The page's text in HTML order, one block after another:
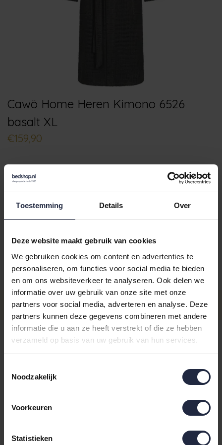
Toestemming Details Over
Deze website maakt gebruik van cookies
We gebruiken cookies om content en advertenties te
personaliseren, om functies voor social media te bieden
en om ons websiteverkeer te analyseren. Ook delen we
informatie over uw gebruik van onze site met onze
partners voor social media, adverteren en analyse. Deze
partners kunnen deze gegevens combineren met andere
informatie die u aan ze heeft verstrekt of die ze hebben
verzameld op basis van uw gebruik van hun services.
Noodzakelijk
Voorkeuren
Statistieken
Cawö Home Heren Kimono 6526
basalt XL
€159,90
Kies je kleur: basalt
Aantal Maat Prijs
Maat S
- Levertijd: 4-8 werkdagen
€159,9
Incl. BTW
Incl. BTW
Incl. BTW
Maat XL
- Levertijd: 4-8 werkdagen
€159,9
Incl. BTW